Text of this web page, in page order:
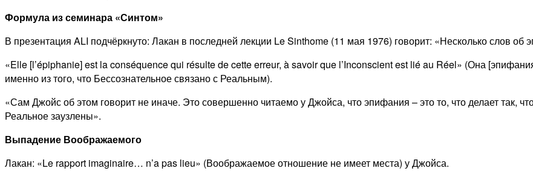
Формула из семинара «Синтом»
В презентация ALI подчёркнуто: Лакан в последней лекции Le Sinthome (11 мая 1976) говорит: «Несколько слов
«Elle [l’épiphanie] est la conséquence qui résulte de cette erreur, à savoir que l’Inconscient est lié au Réel» (Она
именно из того, что Бессознательное связано с Реальным).
«Сам Джойс об этом говорит не иначе. Это совершенно читаемо у Джойса, что эпифания – это то, что делает так,
Реальное заузлены».
Выпадение Воображаемого
Лакан: «Le rapport imaginaire… n’a pas lieu» (Воображаемое отношение не имеет места) у Джойса.